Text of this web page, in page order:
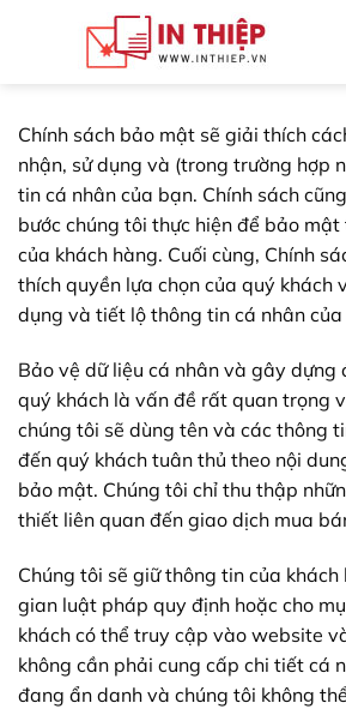
Chính sách bảo mật sẽ giải thích
nhận, sử dụng và (trong trường hợp
tin cá nhân của bạn. Chính sách
bước chúng tôi thực hiện để bảo
của khách hàng. Cuối cùng, Chính
thích quyền lựa chọn của quý khách
dụng và tiết lộ thông tin cá nhân của
Bảo vệ dữ liệu cá nhân và gây dựng
quý khách là vấn đề rất quan trọng
chúng tôi sẽ dùng tên và các thông
đến quý khách tuân thủ theo nội
bảo mật. Chúng tôi chỉ thu thập
thiết liên quan đến giao dịch mua
Chúng tôi sẽ giữ thông tin của
gian luật pháp quy định hoặc cho
khách có thể truy cập vào website
không cần phải cung cấp chi tiết cá
đang ẩn danh và chúng tôi không